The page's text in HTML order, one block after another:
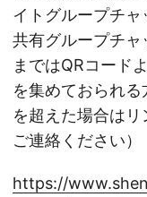
イトグループチ
共有グループチ
まではQRコード
を集めておられ
を超えた場合は
ご連絡ください）
https://